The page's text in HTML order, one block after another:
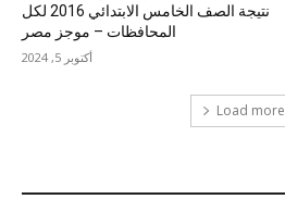
نتيجة الصف الخامس الابتدائي 2016 لكل
المحافظات – موجز مصر
أكتوبر 5, 2024
Load more